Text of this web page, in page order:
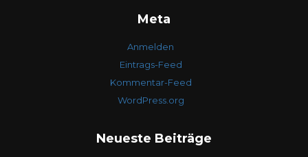
Meta
Anmelden
Eintrags-Feed
Kommentar-Feed
WordPress.org
Neueste Beiträge